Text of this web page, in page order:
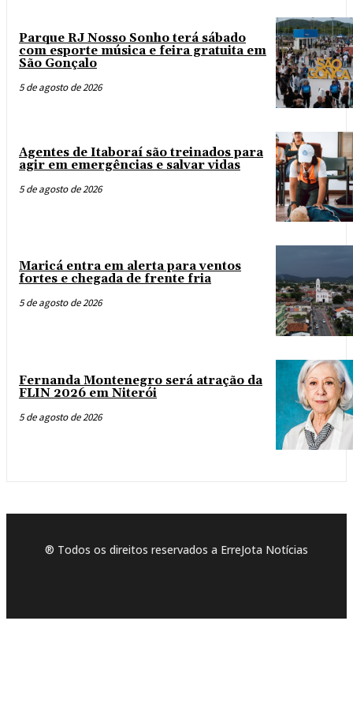
Parque RJ Nosso Sonho terá sábado
com esporte música e feira gratuita em
São Gonçalo
5 de agosto de 2026
Agentes de Itaboraí são treinados para
agir em emergências e salvar vidas
5 de agosto de 2026
Maricá entra em alerta para ventos
fortes e chegada de frente fria
5 de agosto de 2026
Fernanda Montenegro será atração da
FLIN 2026 em Niterói
5 de agosto de 2026
® Todos os direitos reservados a ErreJota Notícias